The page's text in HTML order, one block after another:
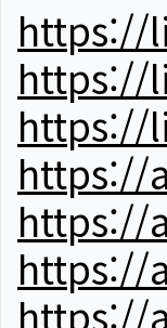
https://
https://
https://
https://
https://
https://
https://